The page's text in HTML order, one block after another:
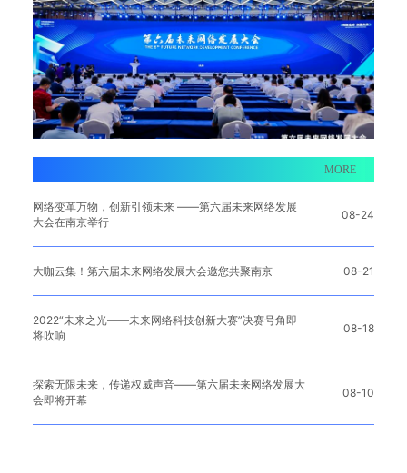
MORE
网络变革万物，创新引领未来 ——第六届未来网络发展
大会在南京举行
08-24
大咖云集！第六届未来网络发展大会邀您共聚南京 08-21
2022“未来之光——未来网络科技创新大赛”决赛号角即
将吹响
08-18
探索无限未来，传递权威声音——第六届未来网络发展大
会即将开幕
08-10